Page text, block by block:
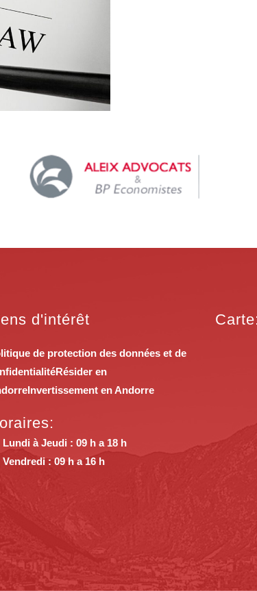
d'intérêt
de protection des données et de
Résider en
Invertissement en Andorre
Lundi à Jeudi : 09 h a 18 h
Vendredi : 09 h a 16 h
Carte: